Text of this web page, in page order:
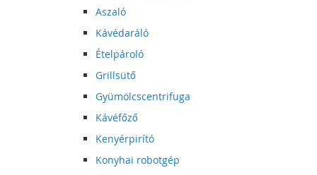
Aszaló
Kávédaráló
Ételpároló
Grillsütő
Gyümölcscentrifuga
Kávéfőző
Kenyérpirító
Konyhai robotgép